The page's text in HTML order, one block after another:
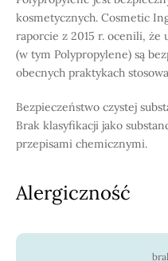
kosmetycznych. Cosmetic
raporcie z 2015 r. ocenili,
(w tym Polypropylene) są
obecnych praktykach
Bezpieczeństwo czystej
Brak klasyfikacji jako
przepisami chemicznymi.
Alergiczność